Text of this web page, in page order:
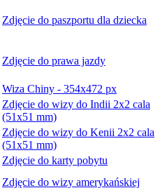
Zdjęcie do paszportu dla dziecka
Zdjęcie do prawa jazdy
Wiza Chiny - 354x472 px
Zdjęcie do wizy do Indii 2x2 cala
(51x51 mm)
Zdjęcie do wizy do Kenii 2x2 cala
(51x51 mm)
Zdjęcie do karty pobytu
Zdjęcie do wizy amerykańskiej